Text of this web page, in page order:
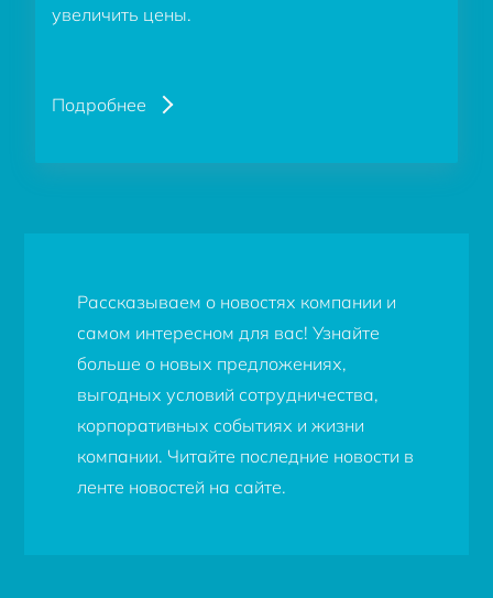
увеличить цены.
Подробнее
Рассказываем о новостях компании и
самом интересном для вас! Узнайте
больше о новых предложениях,
выгодных условий сотрудничества,
корпоративных событиях и жизни
компании. Читайте последние новости в
ленте новостей на сайте.